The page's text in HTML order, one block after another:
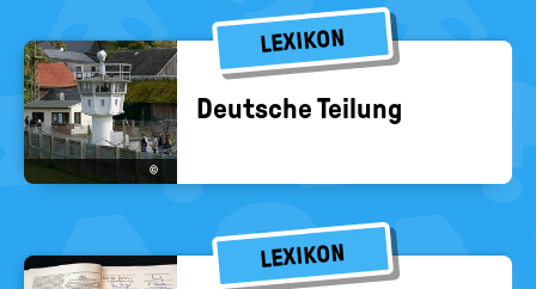
LEXIKON
©
Deut­sche Tei­lung
LEXIKON